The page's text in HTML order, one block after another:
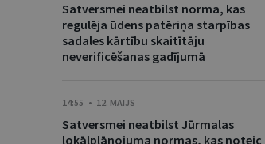
Satversmei neatbilst norma, kas
regulēja ūdens patēriņa starpības
sadales kārtību skaitītāju
neverificēšanas gadījumā
14:55 • 12. MAIJS
Satversmei neatbilst Jūrmalas
lokālplānojuma normas, kas noteic